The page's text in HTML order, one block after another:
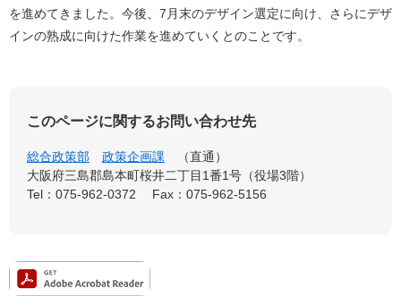
を進めてきました。今後、7月末のデザイン選定に向け、さらにデザ
インの熟成に向けた作業を進めていくとのことです。
このページに関するお問い合わせ先
総合政策部 政策企画課
直通
大阪府三島郡島本町桜井二丁目1番1号（役場3階）
Tel：075-962-0372
Fax：075-962-5156